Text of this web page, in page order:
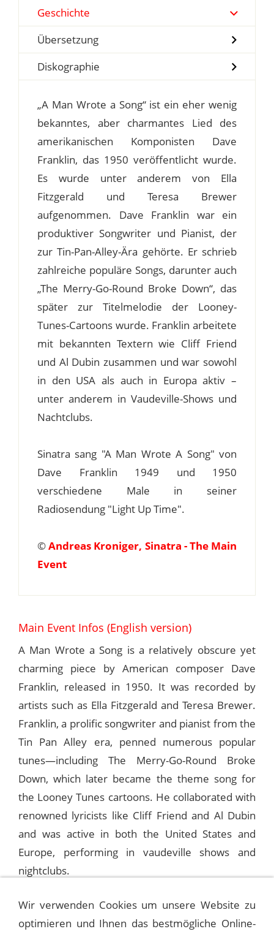
Geschichte
Übersetzung
Diskographie
„A Man Wrote a Song“ ist ein eher wenig
bekanntes, aber charmantes Lied des
amerikanischen Komponisten Dave
Franklin, das 1950 veröffentlicht wurde.
Es wurde unter anderem von Ella
Fitzgerald und Teresa Brewer
aufgenommen. Dave Franklin war ein
produktiver Songwriter und Pianist, der
zur Tin-Pan-Alley-Ära gehörte. Er schrieb
zahlreiche populäre Songs, darunter auch
„The Merry-Go-Round Broke Down“, das
später zur Titelmelodie der Looney-
Tunes-Cartoons wurde. Franklin arbeitete
mit bekannten Textern wie Cliff Friend
und Al Dubin zusammen und war sowohl
in den USA als auch in Europa aktiv –
unter anderem in Vaudeville-Shows und
Nachtclubs.
Sinatra sang "A Man Wrote A Song" von
Dave Franklin 1949 und 1950
verschiedene Male in seiner
Radiosendung "Light Up Time".
©Andreas Kroniger, Sinatra - The Main
Event
Main Event Infos (English version)
A Man Wrote a Song is a relatively obscure yet
charming piece by American composer Dave
Franklin, released in 1950. It was recorded by
artists such as Ella Fitzgerald and Teresa Brewer.
Franklin, a prolific songwriter and pianist from the
Tin Pan Alley era, penned numerous popular
tunes—including The Merry-Go-Round Broke
Down, which later became the theme song for
the Looney Tunes cartoons. He collaborated with
renowned lyricists like Cliff Friend and Al Dubin
and was active in both the United States and
Europe, performing in vaudeville shows and
nightclubs.
Frank Sinatra performed A Man Wrote a Song
several times on his radio program Light Up Time
Wir verwenden Cookies um unsere Website zu
optimieren und Ihnen das bestmögliche Online-